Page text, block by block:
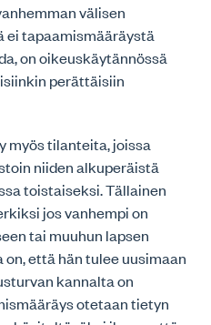
välisen
tapaamismääräystä
on oikeuskäytännössä
perättäisiin
myös tilanteita, joissa
niiden alkuperäistä
toistaiseksi. Tällainen
jos vanhempi on
tai muuhun lapsen
että hän tulee uusimaan
kannalta on
otetaan tietyn